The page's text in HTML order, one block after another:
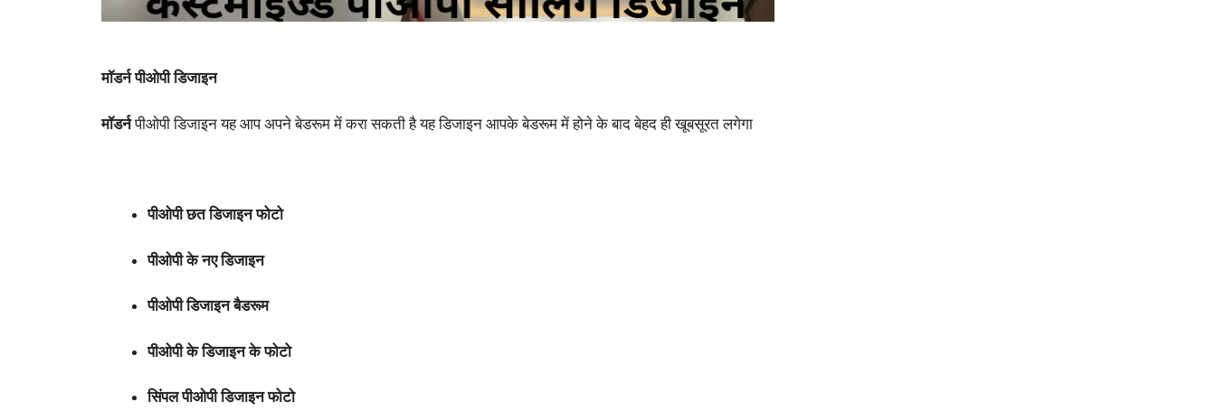
मॉडर्न पीओपी डिजाइन
मॉडर्नपीओपी डिजाइन यह आप अपने बेडरूम में करा सकती है यह डिजाइन आपके बेडरूम में होने के बाद बेहद ही खूबसूरत लगेगा
पीओपी छत डिजाइन फोटो
पीओपी के नए डिजाइन
पीओपी डिजाइन बैडरूम
पीओपी के डिजाइन के फोटो
सिंपल पीओपी डिजाइन फोटो